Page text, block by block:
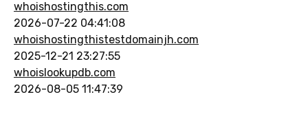
whoishostingthis.com
2026-07-22 04:41:08
whoishostingthistestdomainjh.com
2025-12-21 23:27:55
whoislookupdb.com
2026-08-05 11:47:39